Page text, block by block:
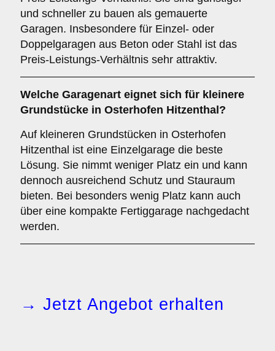
und schneller zu bauen als gemauerte
Garagen. Insbesondere für Einzel- oder
Doppelgaragen aus Beton oder Stahl ist das
Preis-Leistungs-Verhältnis sehr attraktiv.
Welche Garagenart eignet sich für kleinere
Grundstücke in Osterhofen Hitzenthal?
Auf kleineren Grundstücken in Osterhofen
Hitzenthal ist eine Einzelgarage die beste
Lösung. Sie nimmt weniger Platz ein und kann
dennoch ausreichend Schutz und Stauraum
bieten. Bei besonders wenig Platz kann auch
über eine kompakte Fertiggarage nachgedacht
werden.
→ Jetzt Angebot erhalten